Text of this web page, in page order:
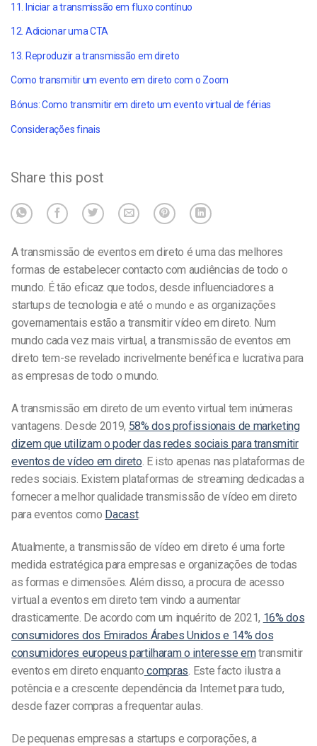
11. Iniciar a transmissão em fluxo contínuo
12. Adicionar uma CTA
13. Reproduzir a transmissão em direto
Como transmitir um evento em direto com o Zoom
Bónus: Como transmitir em direto um evento virtual de férias
Considerações finais
Share this post
A transmissão de eventos em direto é uma das melhores
formas de estabelecer contacto com audiências de todo o
mundo. É tão eficaz que todos, desde influenciadores a
startups de tecnologia e até o mundo e as organizações
governamentais estão a transmitir vídeo em direto. Num
mundo cada vez mais virtual, a transmissão de eventos em
direto tem-se revelado incrivelmente benéfica e lucrativa para
as empresas de todo o mundo.
A transmissão em direto de um evento virtual tem inúmeras
vantagens. Desde 2019, 58% dos profissionais de marketing
dizem que utilizam o poder das redes sociais para transmitir
eventos de vídeo em direto. E isto apenas nas plataformas de
redes sociais. Existem plataformas de streaming dedicadas a
fornecer a melhor qualidade transmissãode vídeo em direto
para eventos como Dacast.
Atualmente, a transmissão de vídeo em direto é uma forte
medida estratégica para empresas e organizações de todas
as formas e dimensões. Além disso, a procura de acesso
virtual a eventos em direto tem vindo a aumentar
drasticamente. De acordo com um inquérito de 2021, 16% dos
consumidores dos Emirados Árabes Unidos e 14% dos
consumidores europeus partilharam o interesse emtransmitir
eventos em direto enquanto compras. Este facto ilustra a
potência e a crescente dependência da Internet para tudo,
desde fazer compras a frequentar aulas.
De pequenas empresas a startups e corporações, a